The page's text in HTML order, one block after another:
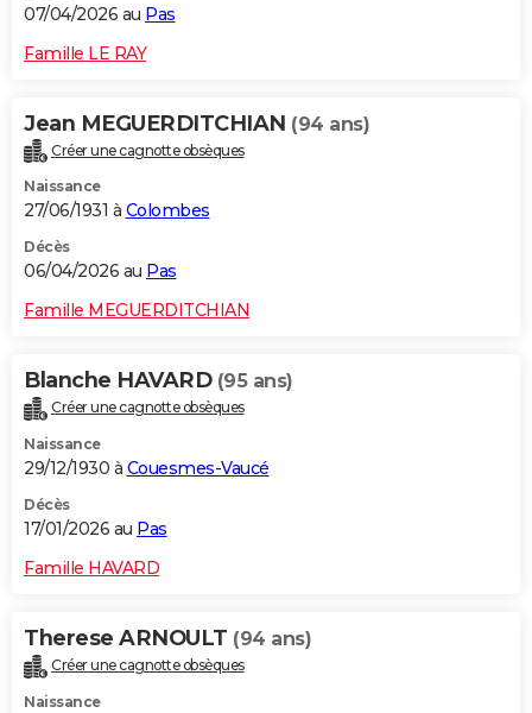
07/04/2026 au Pas
Famille LE RAY
Jean MEGUERDITCHIAN (94 ans)
Créer une cagnotte obsèques
Naissance
27/06/1931 à Colombes
Décès
06/04/2026 au Pas
Famille MEGUERDITCHIAN
Blanche HAVARD (95 ans)
Créer une cagnotte obsèques
Naissance
29/12/1930 à Couesmes-Vaucé
Décès
17/01/2026 au Pas
Famille HAVARD
Therese ARNOULT (94 ans)
Créer une cagnotte obsèques
Naissance